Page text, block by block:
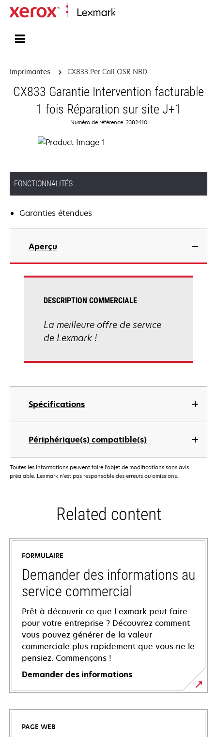
Imprimantes CX833 Per Call OSR NBD
CX833 Garantie Intervention facturable
1 fois Réparation sur site J+1
Numéro de référence: 2382410
FONCTIONNALITÉS
Garanties étendues
Aperçu
Spécifications
Périphérique(s) compatible(s)
DESCRIPTION COMMERCIALE
La meilleure offre de service
de Lexmark !
Toutes les informations peuvent faire l'objet de modifications sans avis
préalable. Lexmark n'est pas responsable des erreurs ou omissions.
Related content
FORMULAIRE
Demander des informations au
service commercial
Prêt à découvrir ce que Lexmark peut faire
pour votre entreprise ? Découvrez comment
vous pouvez générer de la valeur
commerciale plus rapidement que vous ne le
pensiez. Commençons !
Demander des informations
PAGE WEB